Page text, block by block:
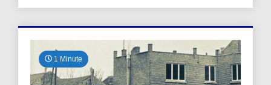
1 Minute